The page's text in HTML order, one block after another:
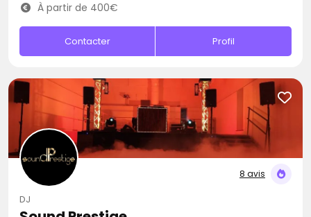
À partir de 400€
Contacter Profil
8 avis
DJ